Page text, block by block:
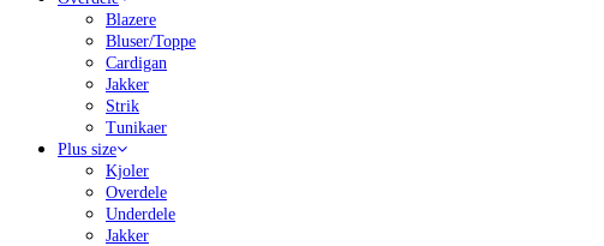
Blazere
Bluser/Toppe
Cardigan
Jakker
Strik
Tunikaer
Plus size
Kjoler
Overdele
Underdele
Jakker